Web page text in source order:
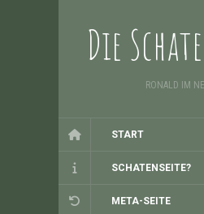
Die
RONALD IM
START
SCHATENSEITE?
META-SEITE